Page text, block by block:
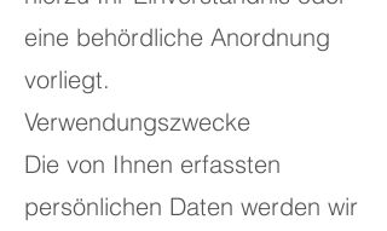
eine behördliche Anordnung
vorliegt.
Verwendungszwecke
Die von Ihnen erfassten
persönlichen Daten werden wir